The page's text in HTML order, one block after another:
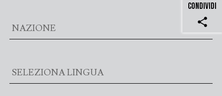
CONDIVIDI
share